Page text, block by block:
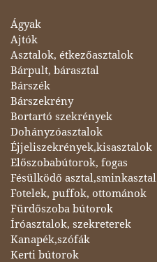
Ágyak
Ajtók
Asztalok, étkezőasztalok
Bárpult, bárasztal
Bárszék
Bárszekrény
Bortartó szekrények
Dohányzóasztalok
Éjjeliszekrények,kisasztalok
Előszobabútorok, fogas
Fésülködő asztal,sminkasztal
Fotelek, puffok, ottománok
Fürdőszoba bútorok
Íróasztalok, szekreterek
Kanapék,szófák
Kerti bútorok